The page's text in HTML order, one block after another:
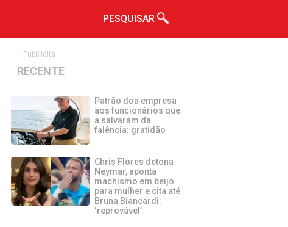
PESQUISAR
Pubblicità
RECENTE
Patrão doa empresa
aos funcionários que
a salvaram da
falência: gratidão
Chris Flores detona
Neymar, aponta
machismo em beijo
para mulher e cita até
Bruna Biancardi:
‘reprovável’